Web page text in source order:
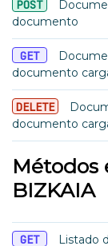
POST
documento
GET
documento
DELETE
documento
Métodos
BIZKAIA
GET Listado